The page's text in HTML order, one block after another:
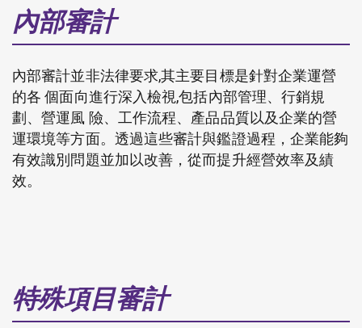
內部審計
內部審計並非法律要求,其主要目標是針對企業運營
的各 個面向進行深入檢視,包括內部管理、行銷規
劃、營運風 險、工作流程、產品品質以及企業的營
運環境等方面。透過這些審計與鑑證過程 ， 企業能夠
有效識別問題並加以改善 ，從而提升經營效率及績
效。
特殊項目審計